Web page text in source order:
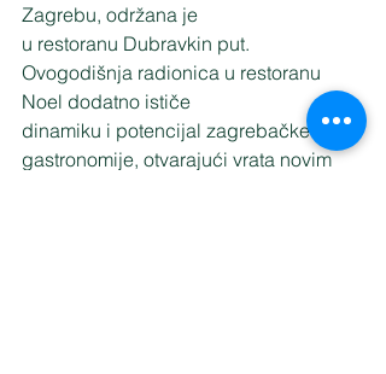
Zagrebu, održana je
u restoranu Dubravkin put.
Ovogodišnja radionica u restoranu
Noel dodatno ističe
dinamiku i potencijal zagrebačke
gastronomije, otvarajući vrata novim